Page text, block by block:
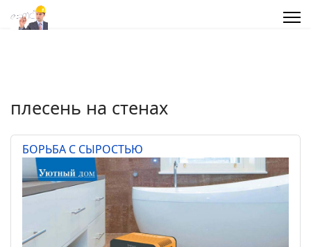
плесень на стенах
БОРЬБА С СЫРОСТЬЮ